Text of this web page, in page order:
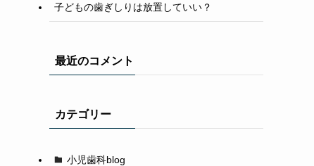
子どもの歯ぎしりは放置していい？
最近のコメント
カテゴリー
小児歯科blog